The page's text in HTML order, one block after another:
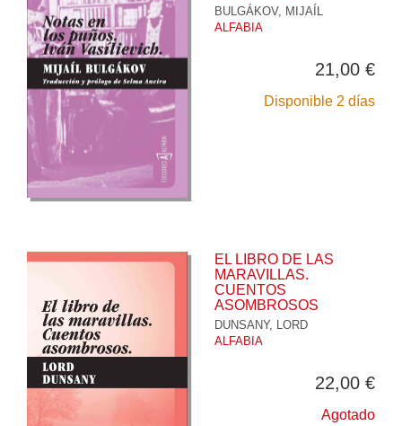
BULGÁKOV, MIJAÍL
ALFABIA
21,00 €
Disponible 2 días
EL LIBRO DE LAS
MARAVILLAS.
CUENTOS
ASOMBROSOS
DUNSANY, LORD
ALFABIA
22,00 €
Agotado